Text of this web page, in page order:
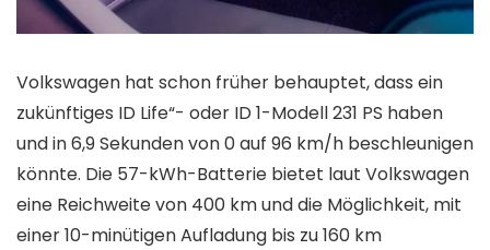
Volkswagen hat schon früher behauptet, dass ein
zukünftiges ID Life“- oder ID 1-Modell 231 PS haben
und in 6,9 Sekunden von 0 auf 96 km/h beschleunigen
könnte. Die 57-kWh-Batterie bietet laut Volkswagen
eine Reichweite von 400 km und die Möglichkeit, mit
einer 10-minütigen Aufladung bis zu 160 km